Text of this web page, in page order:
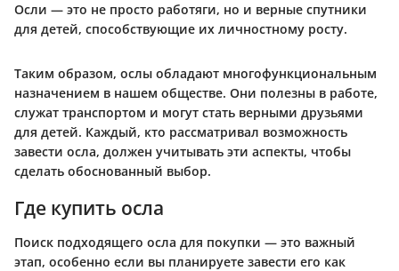
Осли — это не просто работяги, но и верные спутники
для детей, способствующие их личностному росту.
Таким образом, ослы обладают многофункциональным
назначением в нашем обществе. Они полезны в работе,
служат транспортом и могут стать верными друзьями
для детей. Каждый, кто рассматривал возможность
завести осла, должен учитывать эти аспекты, чтобы
сделать обоснованный выбор.
Где купить осла
Поиск подходящего осла для покупки — это важный
этап, особенно если вы планируете завести его как